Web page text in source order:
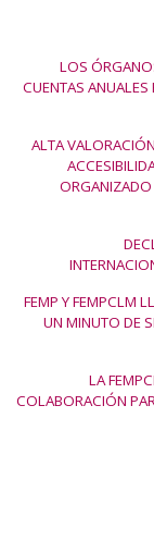
LOS
CUENTAS
ALTA
ORGANIZADO
FEMP Y FEMPCLM
UN MINUTO DE
LA
COLABORACIÓN